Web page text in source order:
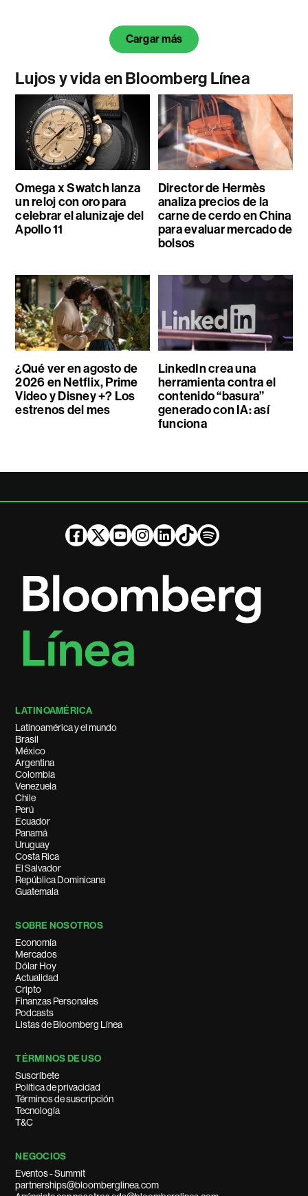
Cargar más
Lujos y vida en Bloomberg Línea
Omega x Swatch lanza
un reloj con oro para
celebrar el alunizaje del
Apollo 11
Director de Hermès
analiza precios de la
carne de cerdo en China
para evaluar mercado de
bolsos
¿Qué ver en agosto de
2026 en Netflix, Prime
Video y Disney +? Los
estrenos del mes
LinkedIn crea una
herramienta contra el
contenido “basura”
generado con IA: así
funciona
LATINOAMÉRICA
Latinoamérica y el mundo
Brasil
México
Argentina
Colombia
Venezuela
Chile
Perú
Ecuador
Panamá
Uruguay
Costa Rica
El Salvador
República Dominicana
Guatemala
SOBRE NOSOTROS
Economía
Mercados
Dólar Hoy
Actualidad
Cripto
Finanzas Personales
Podcasts
Listas de Bloomberg Línea
TÉRMINOS DE USO
Suscríbete
Política de privacidad
Términos de suscripción
Tecnología
T&C
NEGOCIOS
Eventos - Summit
partnerships@bloomberglinea.com